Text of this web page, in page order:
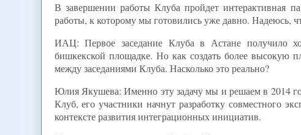
В завершении работы Клуба пройдет интерактивная
работы, к которому мы готовились уже давно. Надеюсь,
ИАЦ: Первое заседание Клуба в Астане получило
бишкекской площадке. Но как создать более
между заседаниями Клуба. Насколько это реально?
Юлия Якушева: Именно эту задачу мы и решаем в 2014
Клуб, его участники начнут разработку совместного
контексте развития интеграционных инициатив.